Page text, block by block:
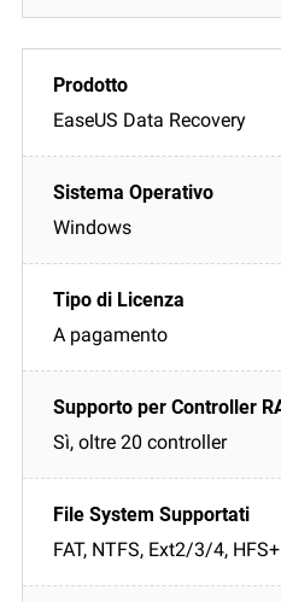
EaseUS Data Recovery
Windows
A pagamento
Sì, oltre 20 controller
FAT, NTFS, Ext2/3/4, HFS+